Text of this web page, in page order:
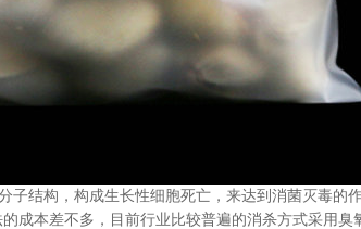
子结构，构成生长性细胞死亡，来达到消菌灭毒的作
本差不多，目前行业比较普遍的消杀方式采用臭